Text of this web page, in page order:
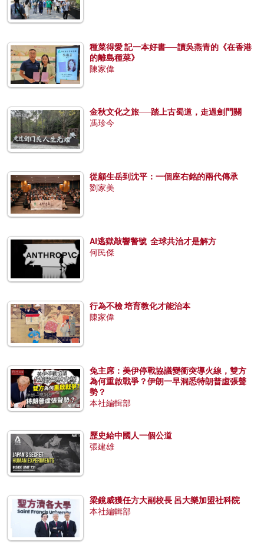
種菜得愛 記一本好書──讀吳燕青的《在香港
的離島種菜》
陳家偉
金秋文化之旅──踏上古蜀道，走過劍門關
馮珍今
從顧生岳到沈平：一個座右銘的兩代傳承
劉家美
AI逃獄敲響警號 全球共治才是解方
何民傑
行為不檢 培育教化才能治本
陳家偉
兔主席：美伊停戰協議變衝突導火線，雙方
為何重啟戰爭？伊朗一早洞悉特朗普虛張聲
勢？
本社編輯部
歷史給中國人一個公道
張建雄
梁鏡威獲任方大副校長 呂大樂加盟社科院
本社編輯部